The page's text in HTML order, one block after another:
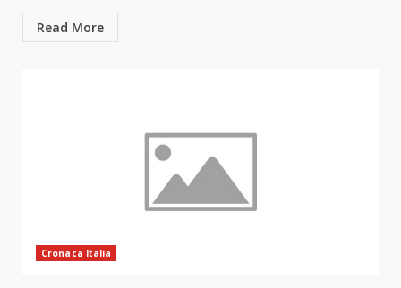
Read More
Cronaca Italia